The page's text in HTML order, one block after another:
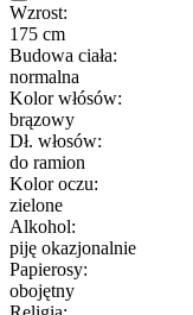
Wzrost:
175 cm
Budowa ciała:
normalna
Kolor włósów:
brązowy
Dł. włosów:
do ramion
Kolor oczu:
zielone
Alkohol:
piję okazjonalnie
Papierosy:
obojętny